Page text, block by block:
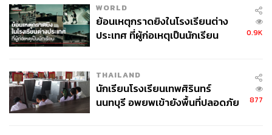
Siva ยังเสริมถึงแนวทางที่ปฏิบัติได้จริงว่า องค์กรที่กำลังเริ่ม
ต้นการเปลี่ยนแปลงควรเริ่มจากขนาดเล็ก วัดผลอย่างชัดเจน
และพร้อมปรับเปลี่ยนในสิ่งที่ยังไม่ได้ผล ไม่ใช่การลงทุนครั้ง
เดียวแล้วรอผล แต่คือกระบวนการที่ต้องพัฒนาต่อเนื่อง “การ
ก้าวต่อไปของธุรกิจสินเชื่อ
WORLD
ย้อนเหตุกราดยิงในโรงเรียนต่าง
ประเทศ ที่ผู้ก่อเหตุเป็นนักเรียน
0.9K
THAILAND
นักเรียนโรงเรียนเทพศิรินทร์
นนทบุรี อพยพเข้ายังพื้นที่ปลอดภัย
877